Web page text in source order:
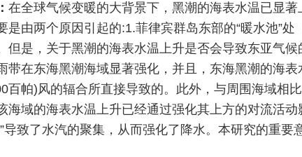
在全球气候变暖的大背景下，黑潮的海表水温已显
是由两个原因引起的:1.菲律宾群岛东部的“暖水池”
但是，关于黑潮的海表水温上升是否会导致东亚气
带在东海黑潮海域显著强化，并且，东海黑潮的海
百帕)风的辐合所直接导致的。 此外，与周围海域相
海域的海表水温上升已经通过强化其上方的对流活
导致了水汽的聚集，从而强化了降水。本研究的重